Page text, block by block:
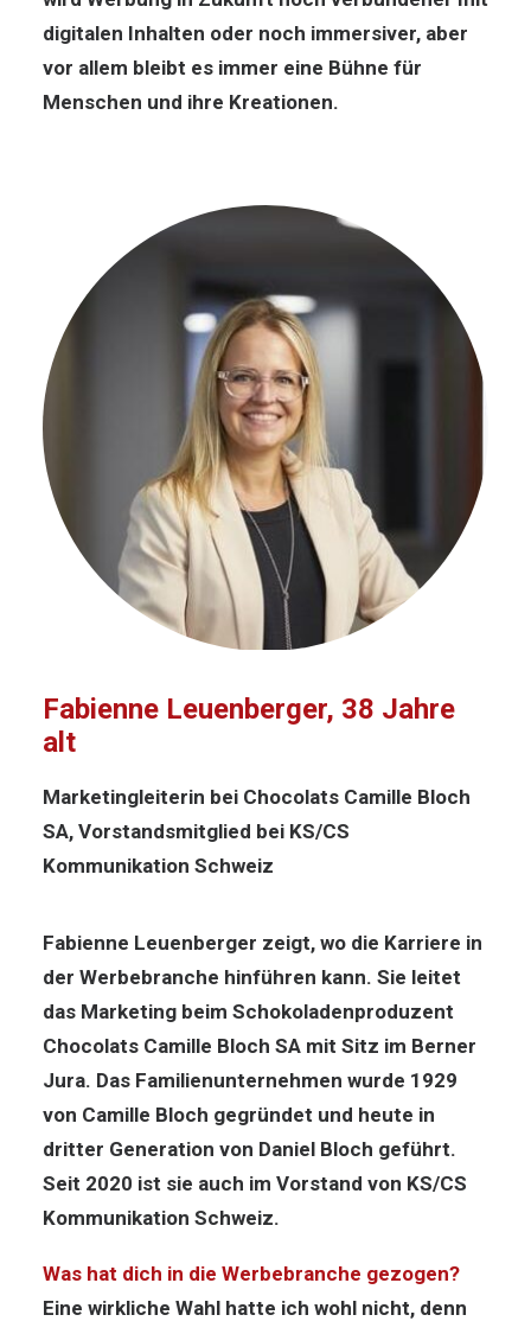
digitalen Inhalten oder noch immersiver, aber
vor allem bleibt es immer eine Bühne für
Menschen und ihre Kreationen.
Fabienne Leuenberger, 38 Jahre
alt
Marketingleiterin bei Chocolats Camille Bloch
SA, Vorstandsmitglied bei KS/CS
Kommunikation Schweiz
Fabienne Leuenberger zeigt, wo die Karriere in
der Werbebranche hinführen kann. Sie leitet
das Marketing beim Schokoladenproduzent
Chocolats Camille Bloch SA mit Sitz im Berner
Jura. Das Familienunternehmen wurde 1929
von Camille Bloch gegründet und heute in
dritter Generation von Daniel Bloch geführt.
Seit 2020 ist sie auch im Vorstand von KS/CS
Kommunikation Schweiz.
Was hat dich in die Werbebranche gezogen?
Eine wirkliche Wahl hatte ich wohl nicht, denn